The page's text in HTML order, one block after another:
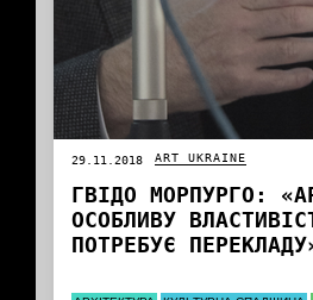
29.11.2018 ART UKRAINE
ГВІДО МОРПУРГО:
ОСОБЛИВУ
ПОТРЕБУЄ